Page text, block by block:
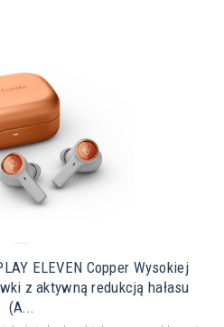
ELEVEN Copper Wysokiej
z aktywną redukcją hałasu
(A...